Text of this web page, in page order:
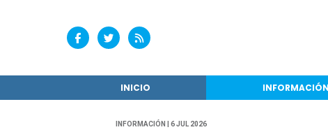
INICIO INFORMACIÓN
INFORMACIÓN | 6 JUL 2026